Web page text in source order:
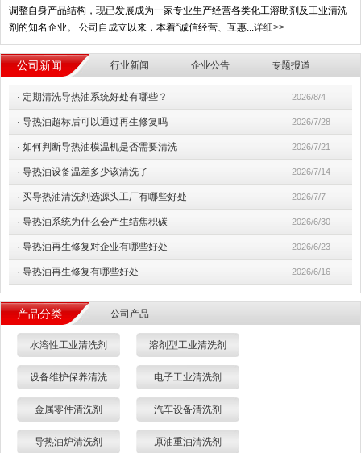
调整自身产品结构，现已发展成为一家专业生产经营各类化工溶助剂及工业清洗
剂的知名企业。 公司自成立以来，本着“诚信经营、互惠... 详细>>
公司新闻 行业新闻 企业公告 专题报道
· 定期清洗导热油系统好处有哪些？ 2026/8/4
· 导热油超标后可以通过再生修复吗 2026/7/28
· 如何判断导热油模温机是否需要清洗 2026/7/21
· 导热油设备温差多少该清洗了 2026/7/14
· 买导热油清洗剂选源头工厂有哪些好处 2026/7/7
· 导热油系统为什么会产生结焦积碳 2026/6/30
· 导热油再生修复对企业有哪些好处 2026/6/23
· 导热油再生修复有哪些好处 2026/6/16
产品分类 公司产品
水溶性工业清洗剂 溶剂型工业清洗剂
设备维护保养清洗 电子工业清洗剂
金属零件清洗剂 汽车设备清洗剂
导热油炉清洗剂 原油重油清洗剂